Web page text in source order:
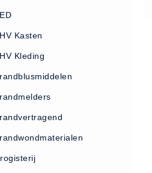
Kasten
Kleding